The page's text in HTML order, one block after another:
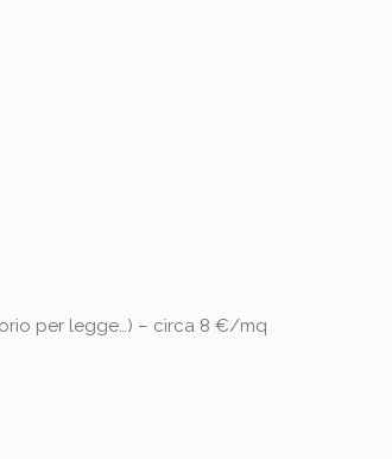
per legge…) – circa 8 €/mq